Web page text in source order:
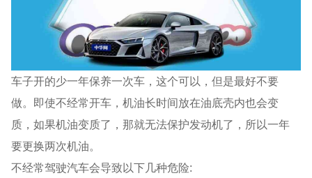
车子开的少一年保养一次车，这个可以，但是最好不要
做。即使不经常开车，机油长时间放在油底壳内也会变
质，如果机油变质了，那就无法保护发动机了，所以一年
要更换两次机油。
不经常驾驶汽车会导致以下几种危险: